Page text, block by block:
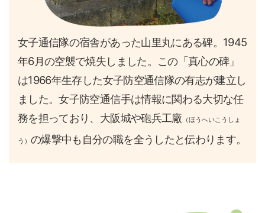
女子通信隊の宿舎があった山里丸にある碑。1945
年6月の空襲で焼失しました。この「真心の碑」
は1966年生存した女子防空通信隊の有志が建立し
ました。女子防空通信手は情報に関わる大切な任
務を担っており、大阪城や砲兵工廠 （ほうへいこうしょ
う） の爆撃中も自分の職を全うしたと伝わります。